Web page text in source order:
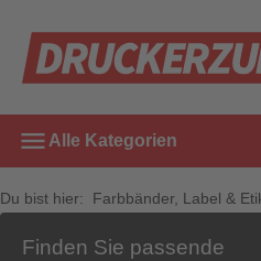
menu Alle Kategorien
Du bist hier: Farbbänder, Label &
Finden Sie passende